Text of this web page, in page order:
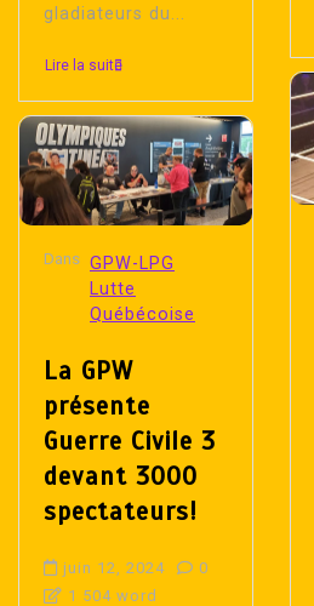
gladiateurs du...
Lire la suite
Dans GPW-LPG
Lutte
Québécoise
La GPW
présente
Guerre Civile 3
devant 3000
spectateurs!
juin 12, 2024
0
1 504 word